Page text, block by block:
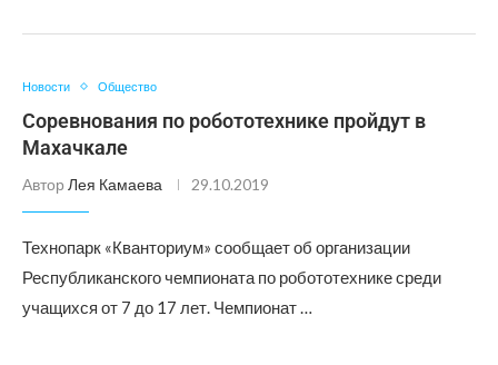
Новости Общество
Соревнования по робототехнике пройдут в
Махачкале
Автор Лея Камаева 29.10.2019
Технопарк «Кванториум» сообщает об организации
Республиканского чемпионата по робототехнике среди
учащихся от 7 до 17 лет. Чемпионат …